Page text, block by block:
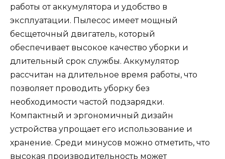
работы от аккумулятора и удобство в
эксплуатации. Пылесос имеет мощный
бесщеточный двигатель, который
обеспечивает высокое качество уборки и
длительный срок службы. Аккумулятор
рассчитан на длительное время работы, что
позволяет проводить уборку без
необходимости частой подзарядки.
Компактный и эргономичный дизайн
устройства упрощает его использование и
хранение. Среди минусов можно отметить, что
высокая производительность может